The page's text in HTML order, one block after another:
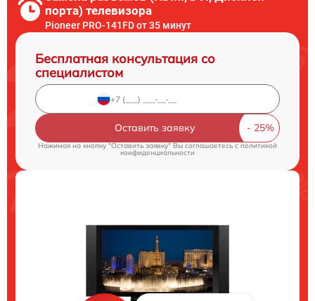
порта) телевизора
Pioneer PRO-141FD от 35 минут
Бесплатная консультация со
специалистом
Оставить заявку
Нажимая на кнопку "Оставить заявку" Вы соглашаетесь c политикой
конфиденциальности